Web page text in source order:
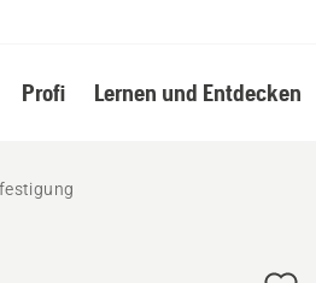
Profi Lernen und Entdecken